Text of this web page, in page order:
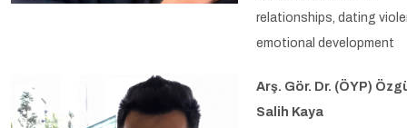
relationships, dating
emotional development
Arş. Gör. Dr. (ÖYP)
Salih Kaya